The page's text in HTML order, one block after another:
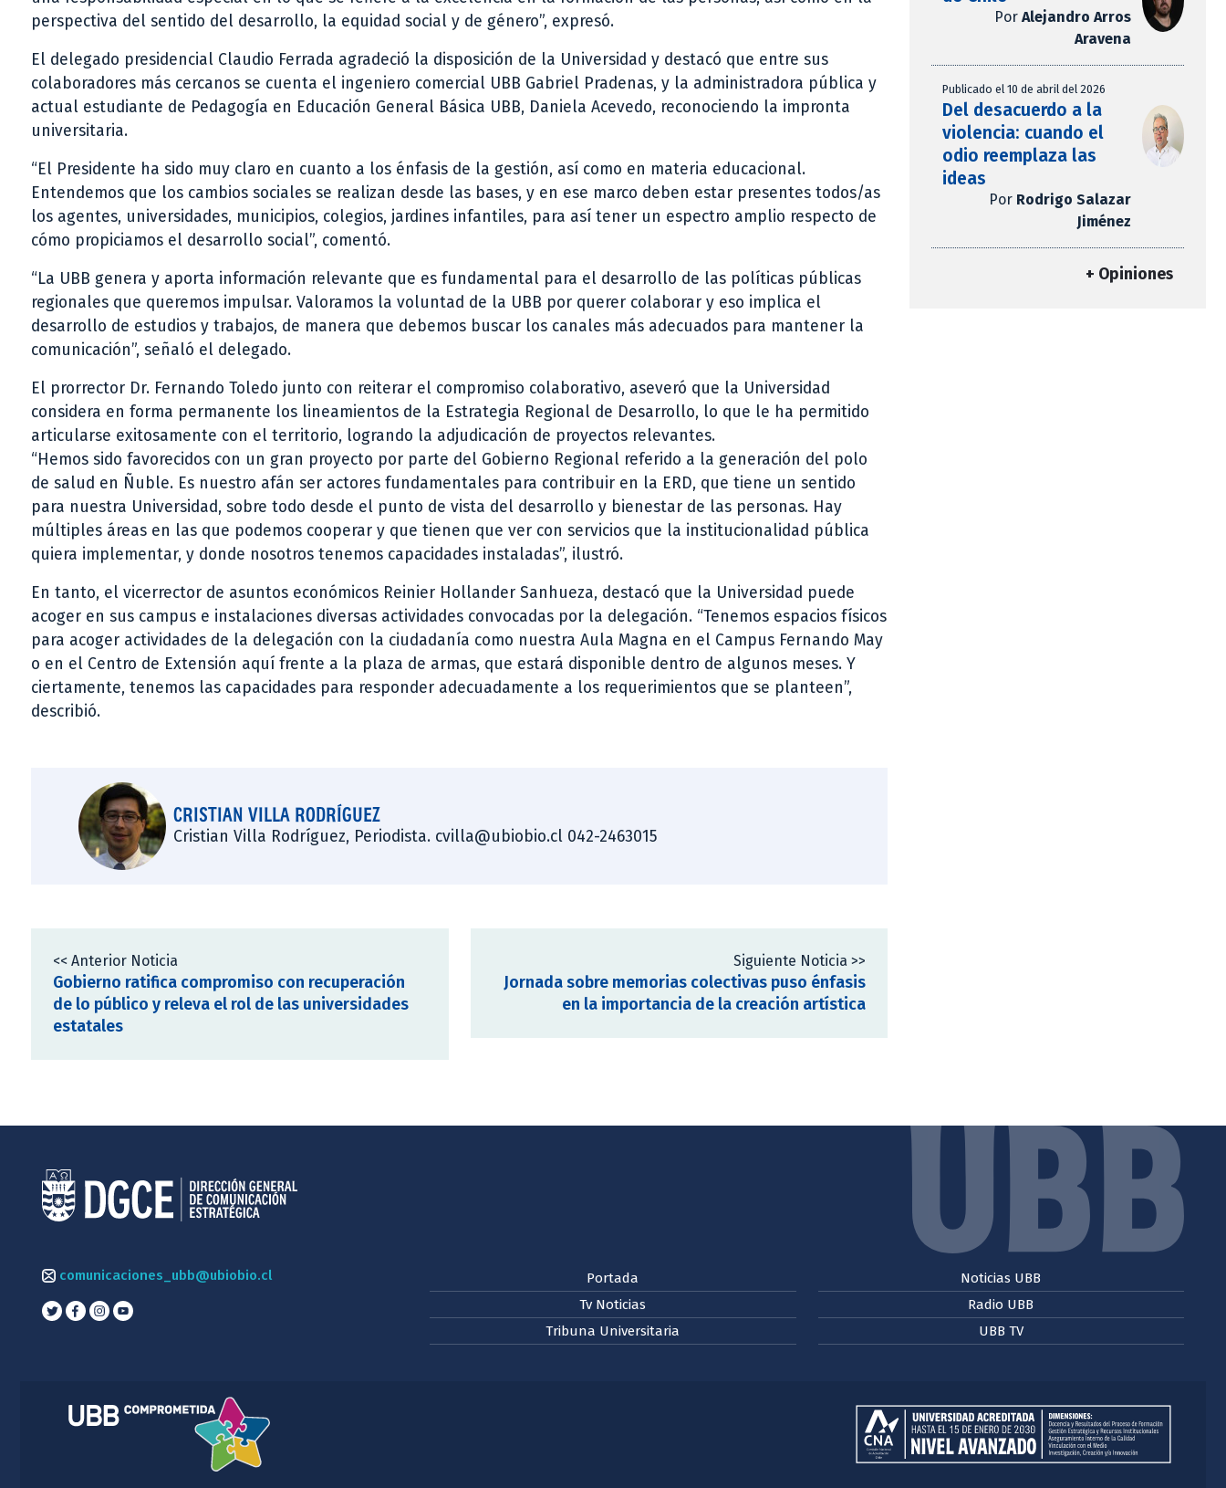
perspectiva del sentido del desarrollo, la equidad social y de género”, expresó.
El delegado presidencial Claudio Ferrada agradeció la disposición de la Universidad y destacó que entre sus
colaboradores más cercanos se cuenta el ingeniero comercial UBB Gabriel Pradenas, y la administradora pública y
actual estudiante de Pedagogía en Educación General Básica UBB, Daniela Acevedo, reconociendo la impronta
universitaria.
“El Presidente ha sido muy claro en cuanto a los énfasis de la gestión, así como en materia educacional.
Entendemos que los cambios sociales se realizan desde las bases, y en ese marco deben estar presentes todos/as
los agentes, universidades, municipios, colegios, jardines infantiles, para así tener un espectro amplio respecto de
cómo propiciamos el desarrollo social”, comentó.
“La UBB genera y aporta información relevante que es fundamental para el desarrollo de las políticas públicas
regionales que queremos impulsar. Valoramos la voluntad de la UBB por querer colaborar y eso implica el
desarrollo de estudios y trabajos, de manera que debemos buscar los canales más adecuados para mantener la
comunicación”, señaló el delegado.
El prorrector Dr. Fernando Toledo junto con reiterar el compromiso colaborativo, aseveró que la Universidad
considera en forma permanente los lineamientos de la Estrategia Regional de Desarrollo, lo que le ha permitido
articularse exitosamente con el territorio, logrando la adjudicación de proyectos relevantes.
“Hemos sido favorecidos con un gran proyecto por parte del Gobierno Regional referido a la generación del polo
de salud en Ñuble. Es nuestro afán ser actores fundamentales para contribuir en la ERD, que tiene un sentido
para nuestra Universidad, sobre todo desde el punto de vista del desarrollo y bienestar de las personas. Hay
múltiples áreas en las que podemos cooperar y que tienen que ver con servicios que la institucionalidad pública
quiera implementar, y donde nosotros tenemos capacidades instaladas”, ilustró.
En tanto, el vicerrector de asuntos económicos Reinier Hollander Sanhueza, destacó que la Universidad puede
acoger en sus campus e instalaciones diversas actividades convocadas por la delegación. “Tenemos espacios físicos
para acoger actividades de la delegación con la ciudadanía como nuestra Aula Magna en el Campus Fernando May
o en el Centro de Extensión aquí frente a la plaza de armas, que estará disponible dentro de algunos meses. Y
ciertamente, tenemos las capacidades para responder adecuadamente a los requerimientos que se planteen”,
describió.
CRISTIAN VILLA RODRÍGUEZ
Cristian Villa Rodríguez, Periodista. cvilla@ubiobio.cl 042-2463015
<< Anterior Noticia
Gobierno ratifica compromiso con recuperación
de lo público y releva el rol de las universidades
estatales
Siguiente Noticia >>
Jornada sobre memorias colectivas puso énfasis
en la importancia de la creación artística
Por Alejandro Arros
Aravena
Publicado el 10 de abril del 2026
Del desacuerdo a la
violencia: cuando el
odio reemplaza las
ideas
Por Rodrigo Salazar
Jiménez
+ Opiniones
comunicaciones_ubb@ubiobio.cl
Portada
Tv Noticias
Tribuna Universitaria
Noticias UBB
Radio UBB
UBB TV